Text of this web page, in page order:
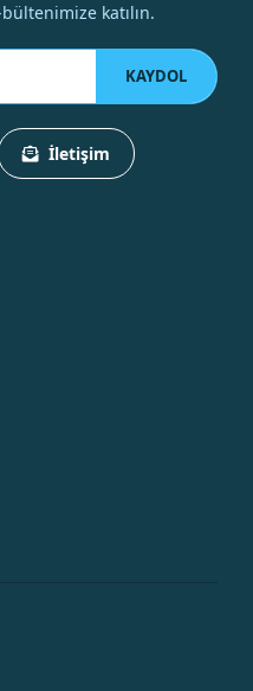
katılın.
KAYDOL
İletişim